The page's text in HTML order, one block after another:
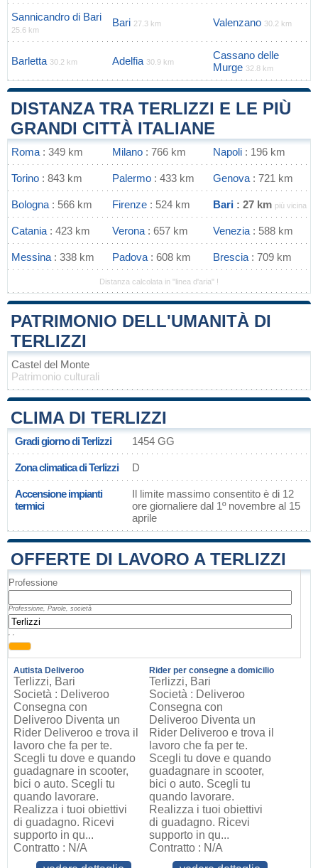
Sannicandro di Bari
25.6 km
Bari 27.3 km Valenzano 30.2 km
Barletta 30.2 km Adelfia 30.9 km
Cassano delle
Murge 32.8 km
DISTANZA TRA TERLIZZI E LE PIÙ
GRANDI CITTÀ ITALIANE
Roma : 349 km Milano : 766 km Napoli : 196 km
Torino : 843 km Palermo : 433 km Genova : 721 km
Bologna : 566 km Firenze : 524 km Bari : 27 km più vicina
Catania : 423 km Verona : 657 km Venezia : 588 km
Messina : 338 km Padova : 608 km Brescia : 709 km
Distanza calcolata in "linea d'aria" !
PATRIMONIO DELL'UMANITÀ DI
TERLIZZI
Castel del Monte
Patrimonio culturali
CLIMA DI TERLIZZI
Gradi giorno di Terlizzi 1454 GG
Zona climatica di Terlizzi D
Accensione impianti
termici
Il limite massimo consentito è di 12
ore giornaliere dal 1º novembre al 15
aprile
OFFERTE DI LAVORO A TERLIZZI
Professione
Professione, Parole, società
, ,
Autista Deliveroo
Terlizzi, Bari
Società : Deliveroo
Consegna con
Deliveroo Diventa un
Rider Deliveroo e trova il
lavoro che fa per te.
Scegli tu dove e quando
guadagnare in scooter,
bici o auto. Scegli tu
quando lavorare.
Realizza i tuoi obiettivi
di guadagno. Ricevi
supporto in qu...
Contratto : N/A
Rider per consegne a domicilio
Terlizzi, Bari
Società : Deliveroo
Consegna con
Deliveroo Diventa un
Rider Deliveroo e trova il
lavoro che fa per te.
Scegli tu dove e quando
guadagnare in scooter,
bici o auto. Scegli tu
quando lavorare.
Realizza i tuoi obiettivi
di guadagno. Ricevi
supporto in qu...
Contratto : N/A